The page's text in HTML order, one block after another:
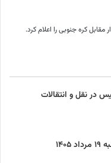
کره جنوبی را اعلام کرد.
در نقل و انتقالات